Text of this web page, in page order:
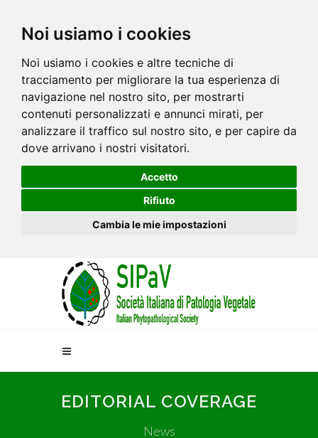
Noi usiamo i cookies
Noi usiamo i cookies e altre tecniche di
tracciamento per migliorare la tua esperienza di
navigazione nel nostro sito, per mostrarti
contenuti personalizzati e annunci mirati, per
analizzare il traffico sul nostro sito, e per capire da
dove arrivano i nostri visitatori.
Accetto
Rifiuto
Cambia le mie impostazioni
EDITORIAL COVERAGE
News